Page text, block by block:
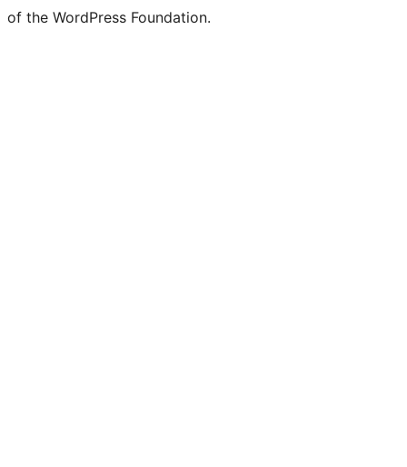
of the WordPress Foundation.